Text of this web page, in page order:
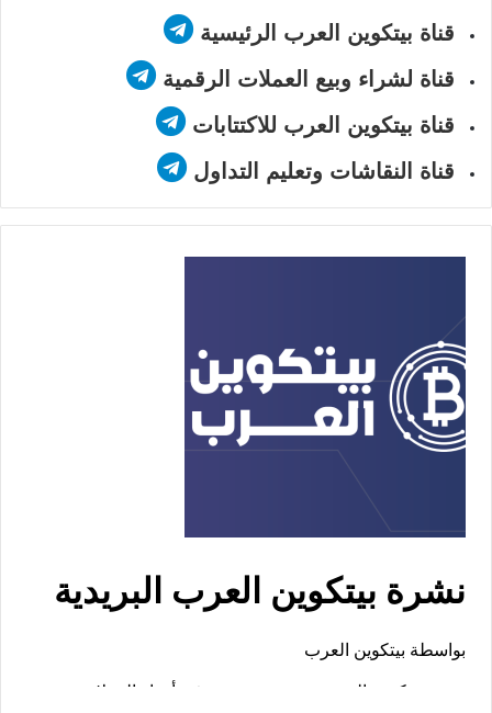
قناة بيتكوين العرب الرئيسية
قناة لشراء وبيع العملات الرقمية
قناة بيتكوين العرب للاكتتابات
قناة النقاشات وتعليم التداول